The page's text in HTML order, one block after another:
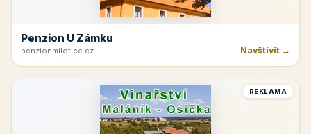
Penzion U Zámku
penzionmilotice.cz Navštívit →
REKLAMA